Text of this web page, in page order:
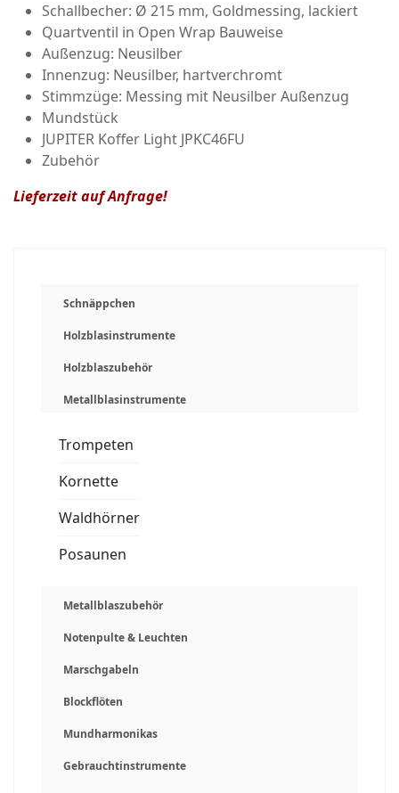
Schallbecher: Ø 215 mm, Goldmessing, lackiert
Quartventil in Open Wrap Bauweise
Außenzug: Neusilber
Innenzug: Neusilber, hartverchromt
Stimmzüge: Messing mit Neusilber Außenzug
Mundstück
JUPITER Koffer Light JPKC46FU
Zubehör
Lieferzeit auf Anfrage!
Schnäppchen
Holzblasinstrumente
Holzblaszubehör
Metallblasinstrumente
Trompeten
Kornette
Waldhörner
Posaunen
Metallblaszubehör
Notenpulte & Leuchten
Marschgabeln
Blockflöten
Mundharmonikas
Gebrauchtinstrumente